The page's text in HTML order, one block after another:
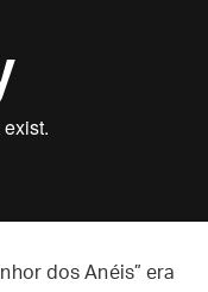
dos Anéis” era